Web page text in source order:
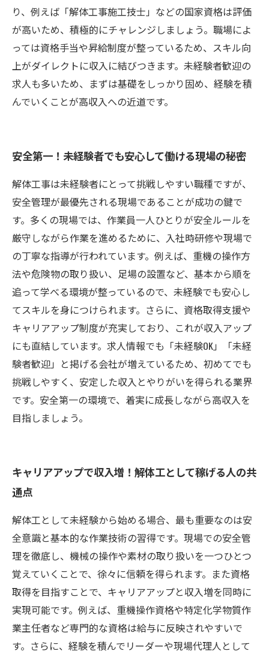
り、例えば「解体工事施工技士」などの国家資格は評価
が高いため、積極的にチャレンジしましょう。職場によ
っては資格手当や昇給制度が整っているため、スキル向
上がダイレクトに収入に結びつきます。未経験者歓迎の
求人も多いため、まずは基礎をしっかり固め、経験を積
んでいくことが高収入への近道です。
安全第一！未経験者でも安心して働ける現場の秘密
解体工事は未経験者にとって挑戦しやすい職種ですが、
安全管理が最優先される現場であることが成功の鍵で
す。多くの現場では、作業員一人ひとりが安全ルールを
厳守しながら作業を進めるために、入社時研修や現場で
の丁寧な指導が行われています。例えば、重機の操作方
法や危険物の取り扱い、足場の設置など、基本から順を
追って学べる環境が整っているので、未経験でも安心し
てスキルを身につけられます。さらに、資格取得支援や
キャリアアップ制度が充実しており、これが収入アップ
にも直結しています。求人情報でも「未経験OK」「未経
験者歓迎」と掲げる会社が増えているため、初めてでも
挑戦しやすく、安定した収入とやりがいを得られる業界
です。安全第一の環境で、着実に成長しながら高収入を
目指しましょう。
キャリアアップで収入増！解体工として稼げる人の共
通点
解体工として未経験から始める場合、最も重要なのは安
全意識と基本的な作業技術の習得です。現場での安全管
理を徹底し、機械の操作や素材の取り扱いを一つひとつ
覚えていくことで、徐々に信頼を得られます。また資格
取得を目指すことで、キャリアアップと収入増を同時に
実現可能です。例えば、重機操作資格や特定化学物質作
業主任者など専門的な資格は給与に反映されやすいで
す。さらに、経験を積んでリーダーや現場代理人として